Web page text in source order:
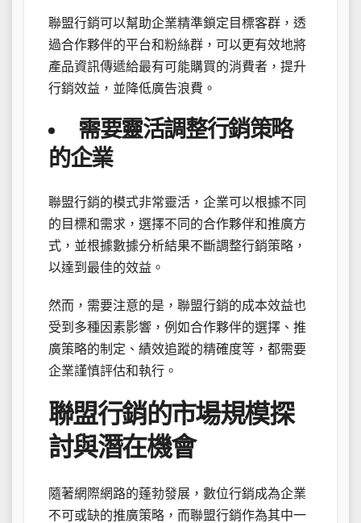
聯盟行銷可以幫助企業精準鎖定目標客群，透
過合作夥伴的平台和粉絲群，可以更有效地將
產品資訊傳遞給最有可能購買的消費者，提升
行銷效益，並降低廣告浪費。
需要靈活調整行銷策略
的企業
聯盟行銷的模式非常靈活，企業可以根據不同
的目標和需求，選擇不同的合作夥伴和推廣方
式，並根據數據分析結果不斷調整行銷策略，
以達到最佳的效益。
然而，需要注意的是，聯盟行銷的成本效益也
受到多種因素影響，例如合作夥伴的選擇、推
廣策略的制定、績效追蹤的精確度等，都需要
企業謹慎評估和執行。
聯盟行銷的市場規模探
討與潛在機會
隨著網際網路的蓬勃發展，數位行銷成為企業
不可或缺的推廣策略，而聯盟行銷作為其中一